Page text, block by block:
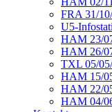
FRA 31/
U5-
HAM 23/
HAM 26/
TXL 05/
HAM 15/
HAM 22/
HAM 04/